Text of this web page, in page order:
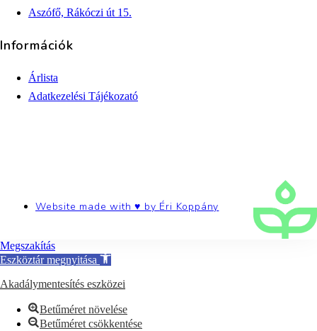
Aszófő, Rákóczi út 15.
Információk
Árlista
Adatkezelési Tájékozató
Website made with ♥ by Éri Koppány
Megszakítás
Eszköztár megnyitása
Akadálymentesítés eszközei
Betűméret növelése
Betűméret csökkentése